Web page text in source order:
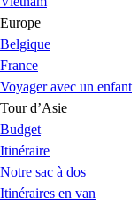
Europe
Belgique
France
Voyager avec un enfant
Tour d’Asie
Budget
Itinéraire
Notre sac à dos
Itinéraires en van